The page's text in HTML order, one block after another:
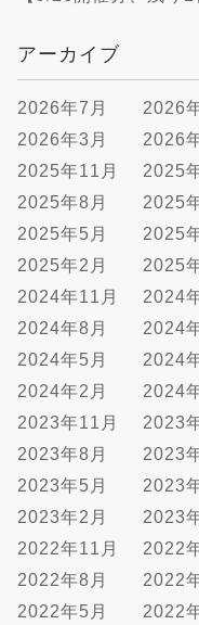
アーカイブ
2026年7月 2026
2026年3月
2026
2025年11月
2025
2025年8月
2025
2025年5月
2025
2025年2月
2025
2024年11月
2024
2024年8月
2024
2024年5月
2024
2024年2月
2024
2023年11月
2023
2023年8月
2023
2023年5月
2023
2023年2月
2023
2022年11月
2022
2022年8月
2022
2022年5月
2022